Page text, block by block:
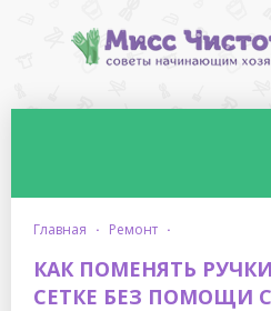
главная · ремонт ·
КАК ПОМЕНЯТЬ
СЕТКЕ БЕЗ ПОМОЩИ